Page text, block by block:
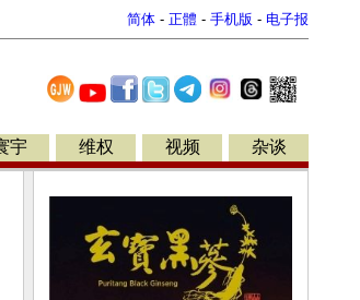
简体 - 正體 - 手机版 - 电子报
宇 维权 视频 杂谈